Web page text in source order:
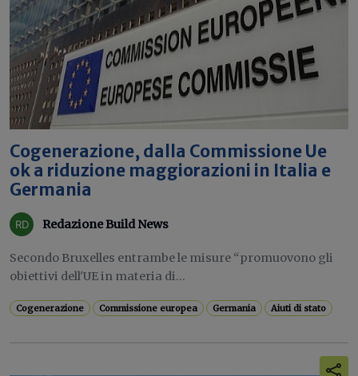
Cogenerazione, dalla Commissione Ue
ok a riduzione maggiorazioni in Italia e
Germania
Redazione Build News
Secondo Bruxelles entrambe le misure “promuovono gli
obiettivi dell'UE in materia di...
Cogenerazione Commissione europea Germania Aiuti di stato